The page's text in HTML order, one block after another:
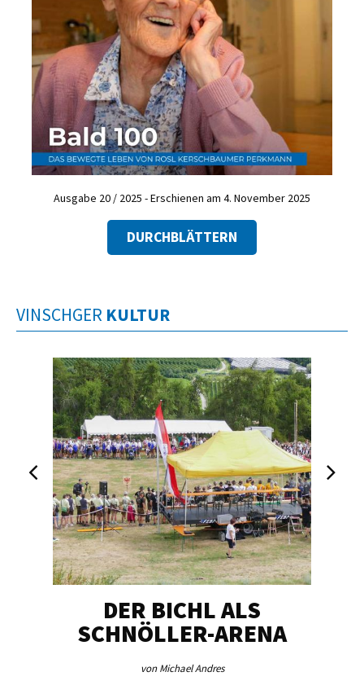
Ausgabe 20 / 2025 - Erschienen am 4. November 2025
DURCHBLÄTTERN
VINSCHGER KULTUR
DER BICHL ALS
SCHNÖLLER-ARENA
von Michael Andres